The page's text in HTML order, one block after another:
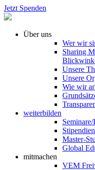
Jetzt Spenden
Über uns
Wer wir
Sharing
Unsere
Unsere
Wie wir
weiterbilden
Master-
Global
mitmachen
VEM